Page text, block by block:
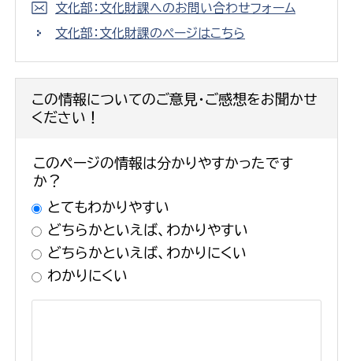
文化部：文化財課へのお問い合わせフォーム
文化部：文化財課のページはこちら
この情報についてのご意見・ご感想をお聞かせ
ください！
このページの情報は分かりやすかったです
か？
とてもわかりやすい
どちらかといえば、わかりやすい
どちらかといえば、わかりにくい
わかりにくい